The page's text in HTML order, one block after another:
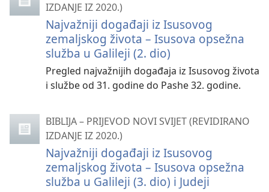
IZDANJE IZ 2020.)
Najvažniji događaji iz Isusovog
zemaljskog života – Isusova opsežna
služba u Galileji (2. dio)
Pregled najvažnijih događaja iz Isusovog života
i službe od 31. godine do Pashe 32. godine.
BIBLIJA – PRIJEVOD NOVI SVIJET (REVIDIRANO
IZDANJE IZ 2020.)
Najvažniji događaji iz Isusovog
zemaljskog života – Isusova opsežna
služba u Galileji (3. dio) i Judeji